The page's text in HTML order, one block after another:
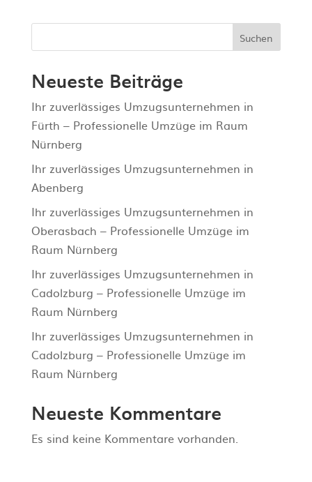
Suchen
Neueste Beiträge
Ihr zuverlässiges Umzugsunternehmen in
Fürth – Professionelle Umzüge im Raum
Nürnberg
Ihr zuverlässiges Umzugsunternehmen in
Abenberg
Ihr zuverlässiges Umzugsunternehmen in
Oberasbach – Professionelle Umzüge im
Raum Nürnberg
Ihr zuverlässiges Umzugsunternehmen in
Cadolzburg – Professionelle Umzüge im
Raum Nürnberg
Ihr zuverlässiges Umzugsunternehmen in
Cadolzburg – Professionelle Umzüge im
Raum Nürnberg
Neueste Kommentare
Es sind keine Kommentare vorhanden.